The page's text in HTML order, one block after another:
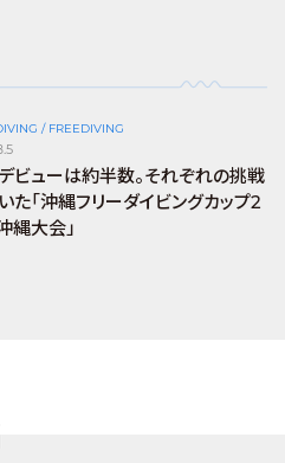
/ FREEDIVING
ビューは約半数。それぞれの挑戦
た「沖縄フリーダイビングカップ2
縄大会」